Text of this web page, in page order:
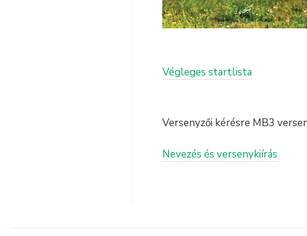
Végleges startlista
Versenyzői kérésre MB3
Nevezés és versenykiírás